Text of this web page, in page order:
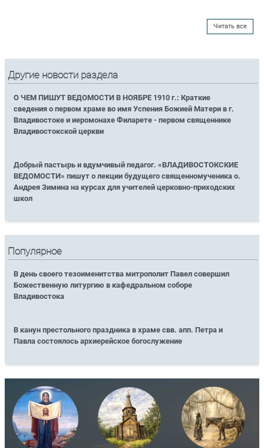
Читать все
Другие новости раздела
О ЧЕМ ПИШУТ ВЕДОМОСТИ В НОЯБРЕ 1910 г.: Краткие
сведения о первом храме во имя Успения Божией Матери в г.
Владивостоке и иеромонахе Филарете - первом священнике
Владивостокской церкви
Добрый пастырь и вдумчивый педагог. «ВЛАДИВОСТОКСКИЕ
ВЕДОМОСТИ» пишут о лекции будущего священномученика о.
Андрея Зимина на курсах для учителей церковно-приходских
школ
Популярное
В день своего тезоименитства митрополит Павел совершил
Божественную литургию в кафедральном соборе
Владивостока
В канун престольного праздника в храме свв. апп. Петра и
Павла состоялось архиерейское богослужение